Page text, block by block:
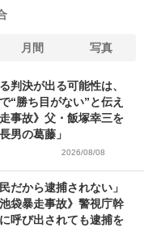
月間 写真
判決が出る可能性は、
“勝ち目がない”と伝え
事故》父・飯塚幸三を
男の葛藤」
2026/08/08
だから逮捕されない」
袋暴走事故》警視庁幹
呼び出されても逮捕を